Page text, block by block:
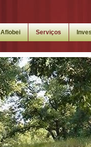
Aflobei Serviços